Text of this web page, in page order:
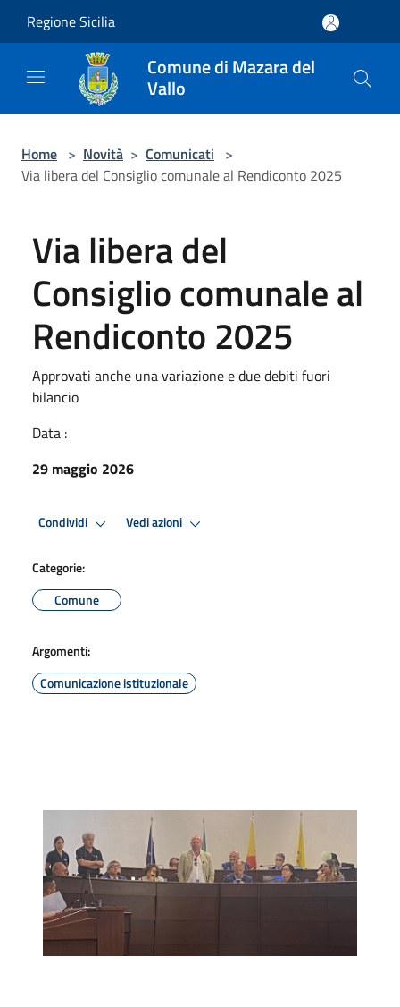
Regione Sicilia
Comune di Mazara del
Vallo
Home > Novità > Comunicati >
Via libera del Consiglio comunale al Rendiconto 2025
Via libera del
Consiglio comunale al
Rendiconto 2025
Approvati anche una variazione e due debiti fuori
bilancio
Data :
29 maggio 2026
Condividi Vedi azioni
Categorie:
Comune
Argomenti:
Comunicazione istituzionale